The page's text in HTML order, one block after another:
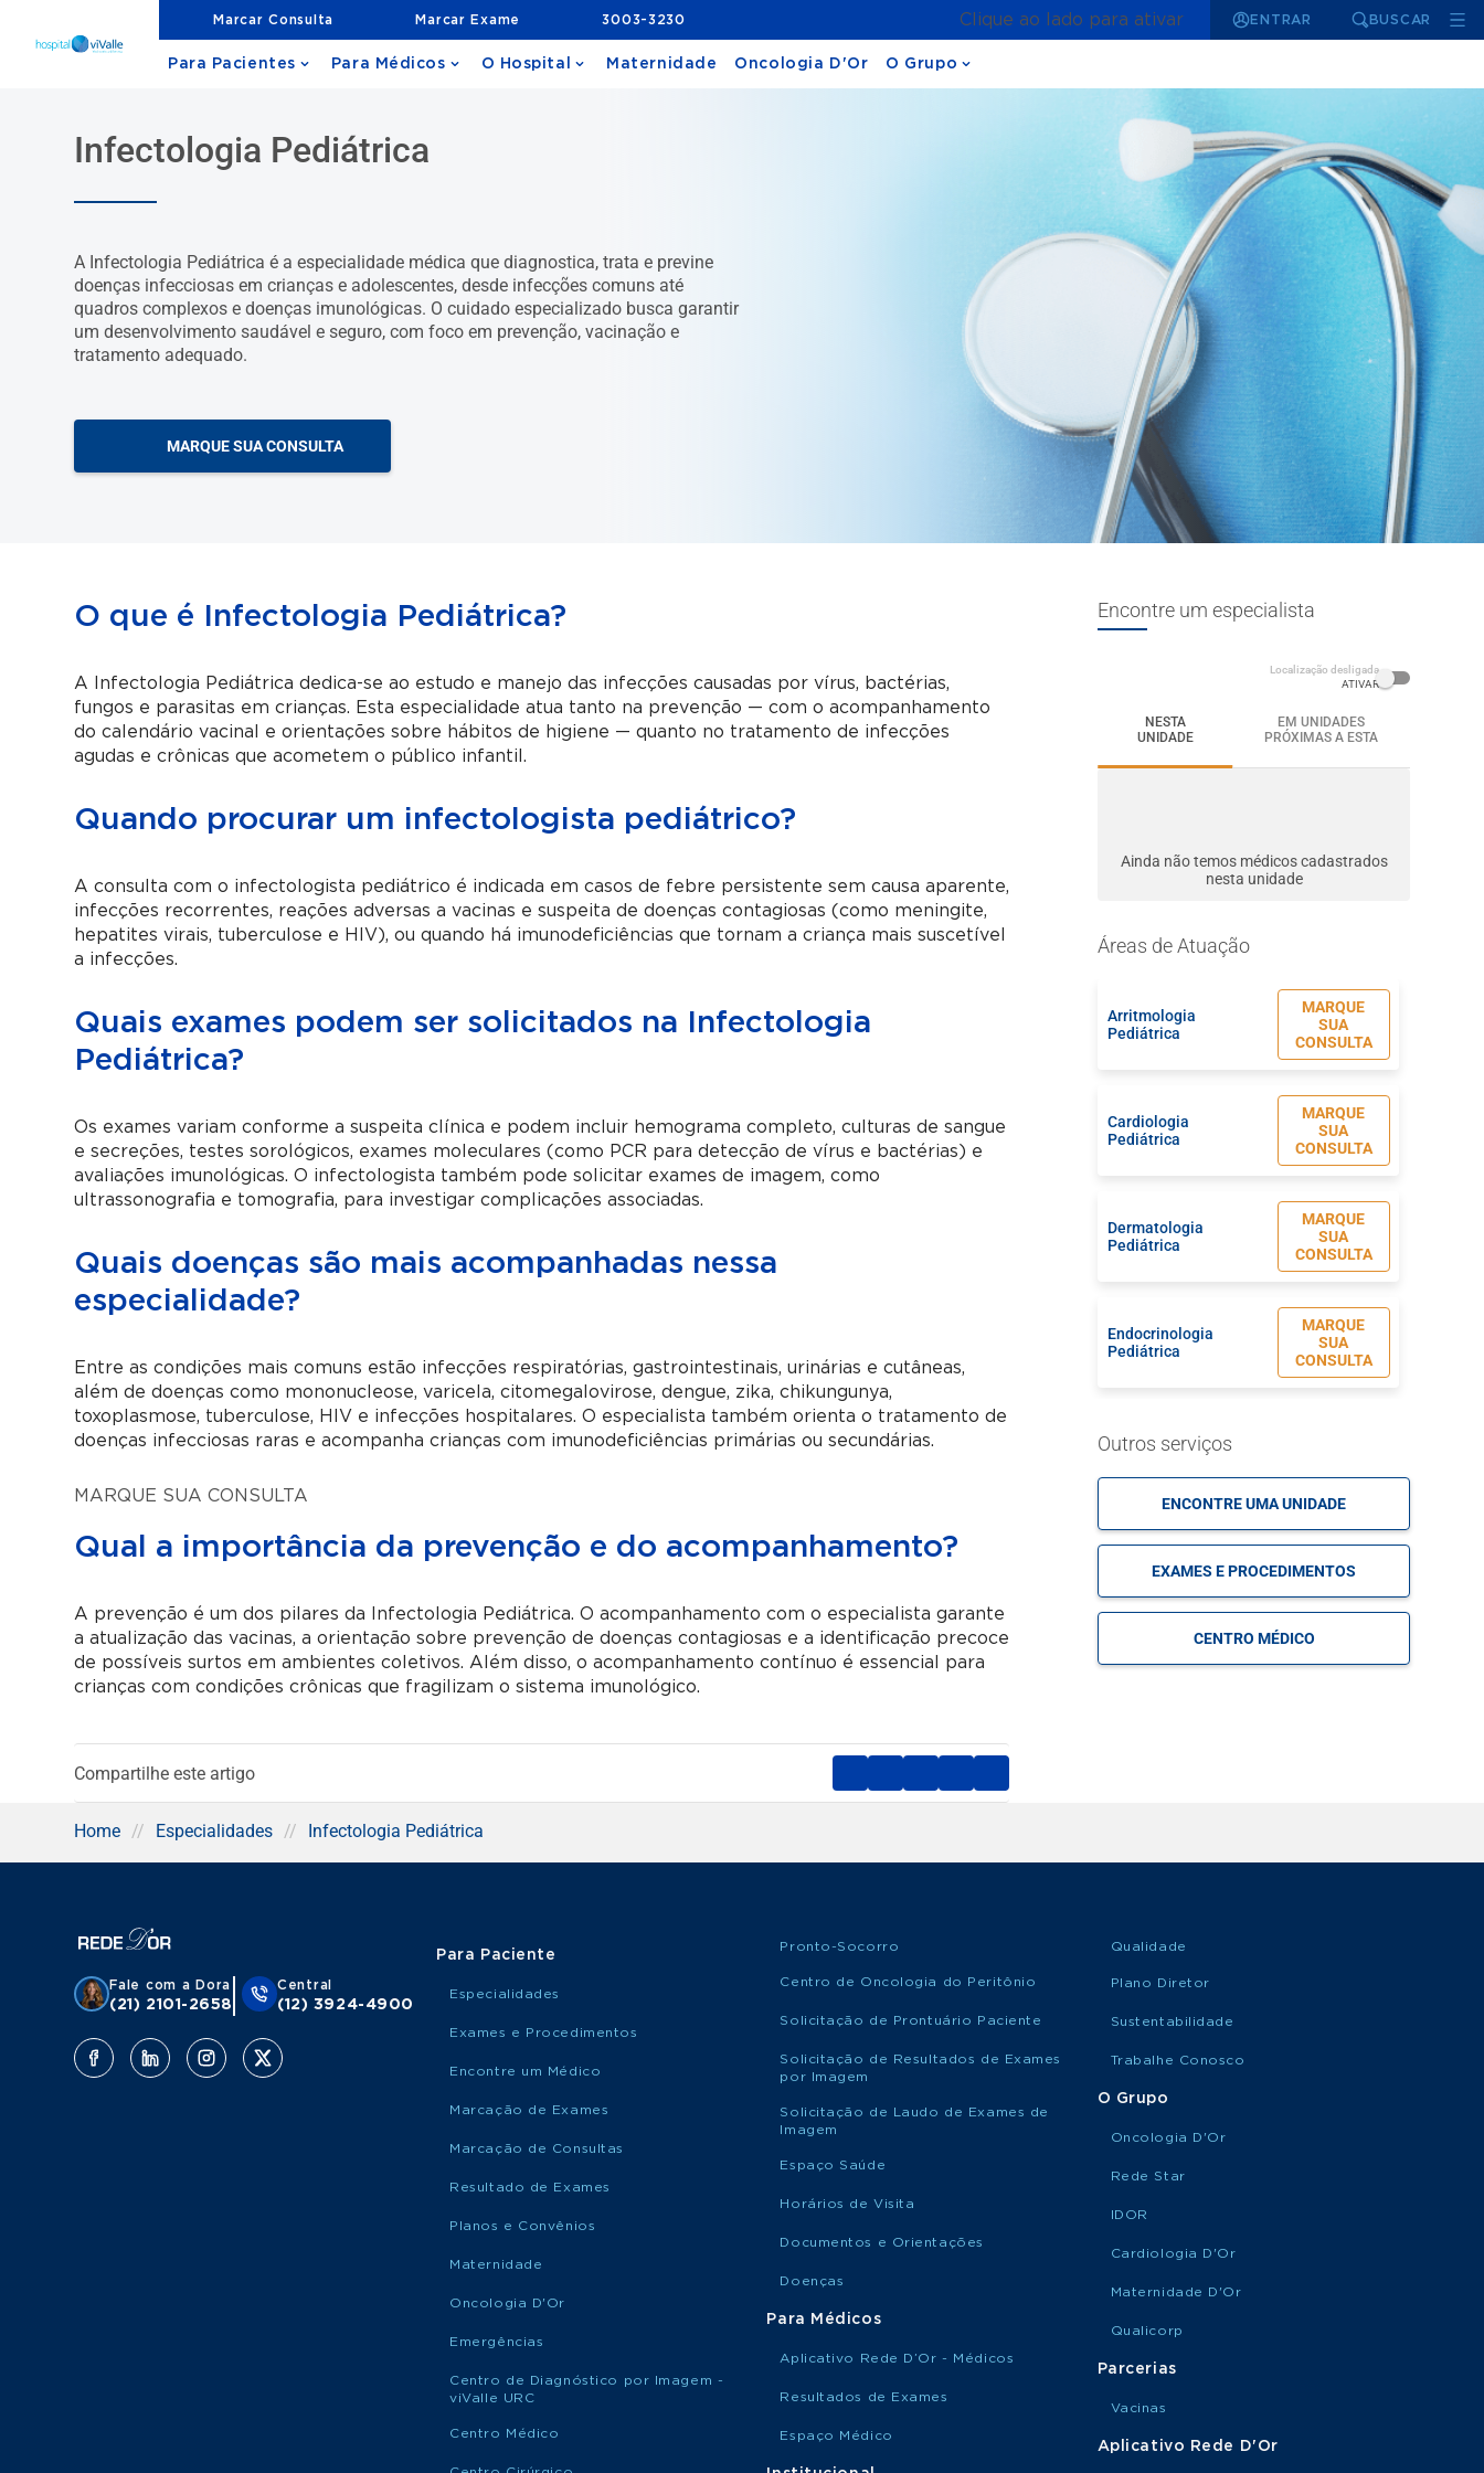
Marcar Consulta Marcar Exame 3003-3230 Clique ao lado para ativar ENTRAR BUSCAR
Para Pacientes Para Médicos O Hospital Maternidade Oncologia D'Or O Grupo
Infectologia Pediátrica
A Infectologia Pediátrica é a especialidade médica que diagnostica, trata e previne
doenças infecciosas em crianças e adolescentes, desde infecções comuns até
quadros complexos e doenças imunológicas. O cuidado especializado busca garantir
um desenvolvimento saudável e seguro, com foco em prevenção, vacinação e
tratamento adequado.
MARQUE SUA CONSULTA
O que é Infectologia Pediátrica?
A Infectologia Pediátrica dedica-se ao estudo e manejo das infecções causadas por vírus, bactérias,
fungos e parasitas em crianças. Esta especialidade atua tanto na prevenção — com o acompanhamento
do calendário vacinal e orientações sobre hábitos de higiene — quanto no tratamento de infecções
agudas e crônicas que acometem o público infantil.
Quando procurar um infectologista pediátrico?
A consulta com o infectologista pediátrico é indicada em casos de febre persistente sem causa aparente,
infecções recorrentes, reações adversas a vacinas e suspeita de doenças contagiosas (como meningite,
hepatites virais, tuberculose e HIV), ou quando há imunodeficiências que tornam a criança mais suscetível
a infecções.
Quais exames podem ser solicitados na Infectologia
Pediátrica?
Os exames variam conforme a suspeita clínica e podem incluir hemograma completo, culturas de sangue
e secreções, testes sorológicos, exames moleculares (como PCR para detecção de vírus e bactérias) e
avaliações imunológicas. O infectologista também pode solicitar exames de imagem, como
ultrassonografia e tomografia, para investigar complicações associadas.
Quais doenças são mais acompanhadas nessa
especialidade?
Entre as condições mais comuns estão infecções respiratórias, gastrointestinais, urinárias e cutâneas,
além de doenças como mononucleose, varicela, citomegalovirose, dengue, zika, chikungunya,
toxoplasmose, tuberculose, HIV e infecções hospitalares. O especialista também orienta o tratamento de
doenças infecciosas raras e acompanha crianças com imunodeficiências primárias ou secundárias.
MARQUE SUA CONSULTA
Qual a importância da prevenção e do acompanhamento?
A prevenção é um dos pilares da Infectologia Pediátrica. O acompanhamento com o especialista garante
a atualização das vacinas, a orientação sobre prevenção de doenças contagiosas e a identificação precoce
de possíveis surtos em ambientes coletivos. Além disso, o acompanhamento contínuo é essencial para
crianças com condições crônicas que fragilizam o sistema imunológico.
Compartilhe este artigo
Encontre um especialista
Localização desligada
ATIVAR
NESTA
UNIDADE
EM UNIDADES
PRÓXIMAS A ESTA
Ainda não temos médicos cadastrados
nesta unidade
Áreas de Atuação
Arritmologia
Pediátrica
MARQUE
SUA
CONSULTA
Cardiologia
Pediátrica
MARQUE
SUA
CONSULTA
Dermatologia
Pediátrica
MARQUE
SUA
CONSULTA
Endocrinologia
Pediátrica
MARQUE
SUA
CONSULTA
Gastroenterologia
Hematologia
Pediátrica
MARQUE
CONSULTA
Pediátrica
MARQUE
SUA
Pediátrica
Pediátrica
Pediatria Geral
Pediatria Oncológica
Outros serviços
ENCONTRE UMA UNIDADE
EXAMES E PROCEDIMENTOS
CENTRO MÉDICO
Home // Especialidades // Infectologia Pediátrica
Fale com a Dora
(21) 2101-2658
Central
(12) 3924-4900
Para Paciente
Especialidades
Exames e Procedimentos
Encontre um Médico
Marcação de Exames
Marcação de Consultas
Resultado de Exames
Planos e Convênios
Maternidade
Oncologia D'Or
Emergências
Centro de Diagnóstico por Imagem -
viValle URC
Centro Médico
Pronto-Socorro
Centro de Oncologia do Peritônio
Solicitação de Prontuário Paciente
Solicitação de Resultados de Exames
por Imagem
Solicitação de Laudo de Exames de
Imagem
Espaço Saúde
Horários de Visita
Documentos e Orientações
Doenças
Para Médicos
Aplicativo Rede D’Or - Médicos
Resultados de Exames
Espaço Médico
Qualidade
Plano Diretor
Sustentabilidade
Trabalhe Conosco
O Grupo
Oncologia D'Or
Rede Star
IDOR
Cardiologia D'Or
Maternidade D'Or
Qualicorp
Parcerias
Vacinas
Aplicativo Rede D'Or